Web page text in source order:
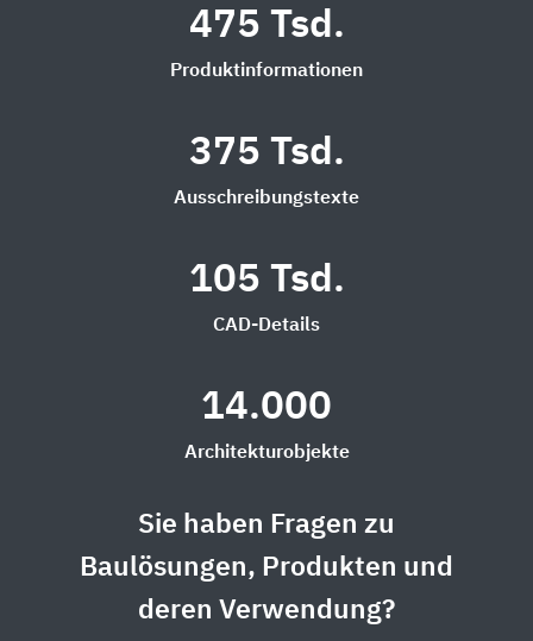
475 Tsd.
Produktinformationen
375 Tsd.
Ausschreibungstexte
105 Tsd.
CAD-Details
14.000
Architekturobjekte
Sie haben Fragen zu
Baulösungen, Produkten und
deren Verwendung?